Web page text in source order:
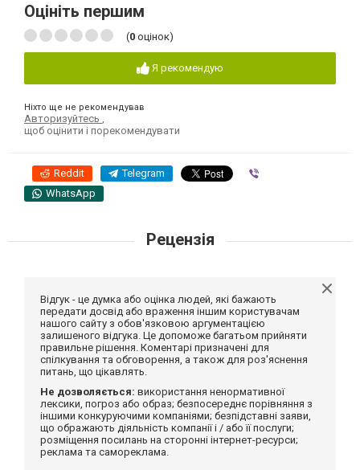
Оцініть першим
(0 оцінок)
Я рекомендую
Ніхто ще не рекомендував
Авторизуйтесь ,
щоб оцінити і порекомендувати
Reddit Telegram
WhatsApp
Рецензія
Відгук - це думка або оцінка людей, які бажають
передати досвід або враження іншим користувачам
нашого сайту з обов'язковою аргументацією
залишеного відгука. Це допоможе багатьом прийняти
правильне рішення. Коментарі призначені для
спілкування та обговорення, а також для роз'яснення
питань, що цікавлять.
Не дозволяється: використання ненормативної
лексики, погроз або образ; безпосереднє порівняння з
іншими конкуруючими компаніями; безпідставні заяви,
що ображають діяльність компанії і / або її послуги;
розміщення посилань на сторонні інтернет-ресурси;
реклама та самореклама.